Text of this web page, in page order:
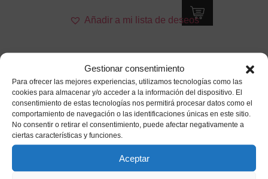
Gestionar consentimiento
Para ofrecer las mejores experiencias, utilizamos tecnologías como las
cookies para almacenar y/o acceder a la información del dispositivo. El
consentimiento de estas tecnologías nos permitirá procesar datos como el
comportamiento de navegación o las identificaciones únicas en este sitio.
No consentir o retirar el consentimiento, puede afectar negativamente a
ciertas características y funciones.
Aceptar
Añadir a mi lista de deseos